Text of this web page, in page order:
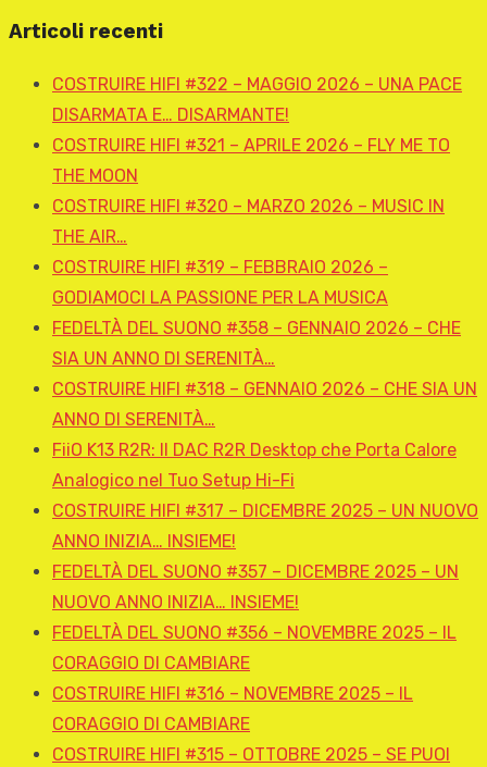
Articoli recenti
COSTRUIRE HIFI #322 – MAGGIO 2026 – UNA PACE
DISARMATA E… DISARMANTE!
COSTRUIRE HIFI #321 – APRILE 2026 – FLY ME TO
THE MOON
COSTRUIRE HIFI #320 – MARZO 2026 – MUSIC IN
THE AIR…
COSTRUIRE HIFI #319 – FEBBRAIO 2026 –
GODIAMOCI LA PASSIONE PER LA MUSICA
FEDELTÀ DEL SUONO #358 – GENNAIO 2026 – CHE
SIA UN ANNO DI SERENITÀ…
COSTRUIRE HIFI #318 – GENNAIO 2026 – CHE SIA UN
ANNO DI SERENITÀ…
FiiO K13 R2R: Il DAC R2R Desktop che Porta Calore
Analogico nel Tuo Setup Hi-Fi
COSTRUIRE HIFI #317 – DICEMBRE 2025 – UN NUOVO
ANNO INIZIA… INSIEME!
FEDELTÀ DEL SUONO #357 – DICEMBRE 2025 – UN
NUOVO ANNO INIZIA… INSIEME!
FEDELTÀ DEL SUONO #356 – NOVEMBRE 2025 – IL
CORAGGIO DI CAMBIARE
COSTRUIRE HIFI #316 – NOVEMBRE 2025 – IL
CORAGGIO DI CAMBIARE
COSTRUIRE HIFI #315 – OTTOBRE 2025 – SE PUOI